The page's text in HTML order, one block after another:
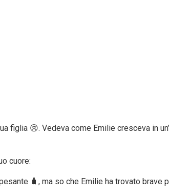
😢. Vedeva come Emilie cresceva in
cuore:
🧳, ma so che Emilie ha trovato brave